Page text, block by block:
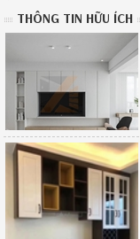
THÔNG TIN HỮU ÍCH